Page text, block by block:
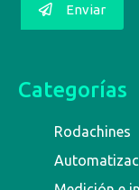
Enviar
Categorías
Rodachines